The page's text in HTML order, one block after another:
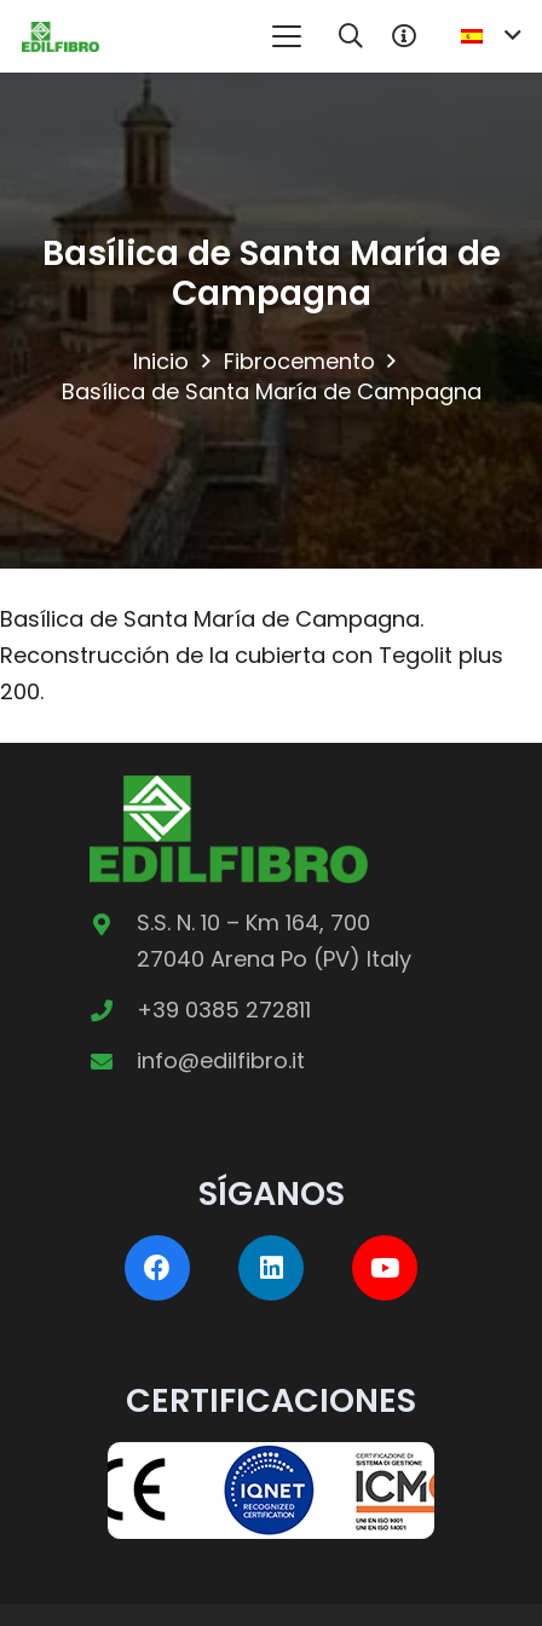
Basílica de Santa María de
Campagna
Inicio
Fibrocemento
Basílica de Santa María de Campagna
Basílica de Santa María de Campagna.
Reconstrucción de la cubierta con Tegolit plus
200.
S.S. N. 10 – Km 164, 700
27040 Arena Po (PV) Italy
+39 0385 272811
info@edilfibro.it
SÍGANOS
CERTIFICACIONES